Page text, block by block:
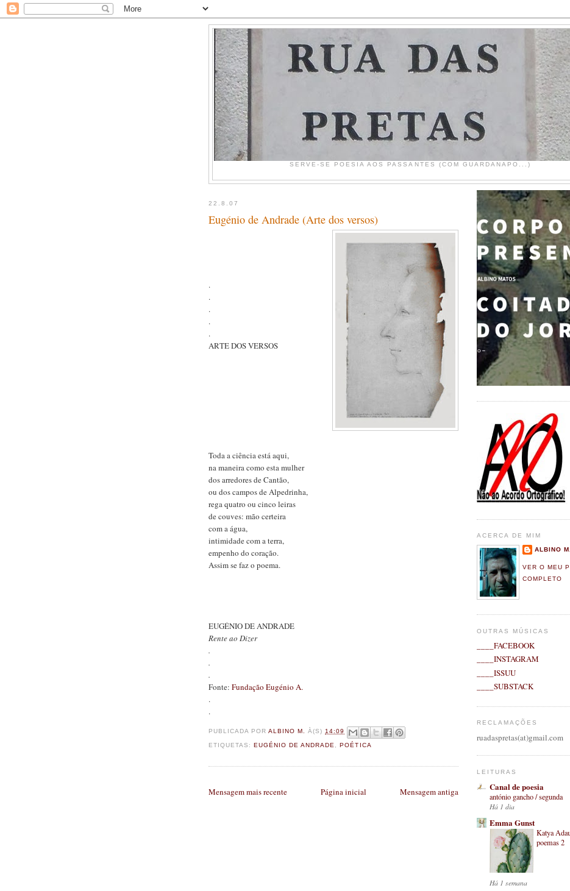
SERVE-SE POESIA AOS PASSANTES (COM GUARDANAPO...)
22.8.07
Eugénio de Andrade (Arte dos versos)
.
.
.
.
.
ARTE DOS VERSOS
Toda a ciência está aqui,
na maneira como esta mulher
dos arredores de Cantão,
ou dos campos de Alpedrinha,
rega quatro ou cinco leiras
de couves: mão certeira
com a água,
intimidade com a terra,
empenho do coração.
Assim se faz o poema.
EUGÉNIO DE ANDRADE
Rente ao Dizer
.
.
.
Fonte: Fundação Eugénio A.
.
.
PUBLICADA PORALBINO M. À(S)14:09
ETIQUETAS:EUGÉNIO DE ANDRADE ,POÉTICA
Mensagem mais recente Mensagem antiga
Página inicial
ACERCA DE MIM
ALBINO M.
VER O MEU
COMPLETO
OUTRAS MÚSICAS
____FACEBOOK
____INSTAGRAM
____ISSUU
____SUBSTACK
RECLAMAÇÕES
ruadaspretas(at)gmail.com
LEITURAS
Canal de poesia
antónio gancho / segunda
Há 1 dia
Emma Gunst
Katya
poemas 2
Há 1 semana